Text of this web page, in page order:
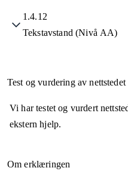
1.4.12
Tekstavstand (Nivå AA)
Test og vurdering av nettstedet
Vi har testet og vurdert
ekstern hjelp.
Om erklæringen